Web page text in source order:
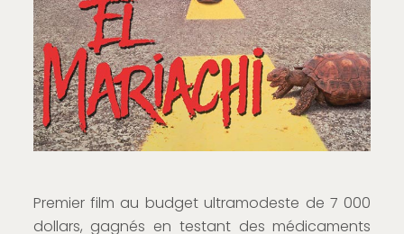
Premier film au budget ultramodeste de 7 000
dollars, gagnés en testant des médicaments